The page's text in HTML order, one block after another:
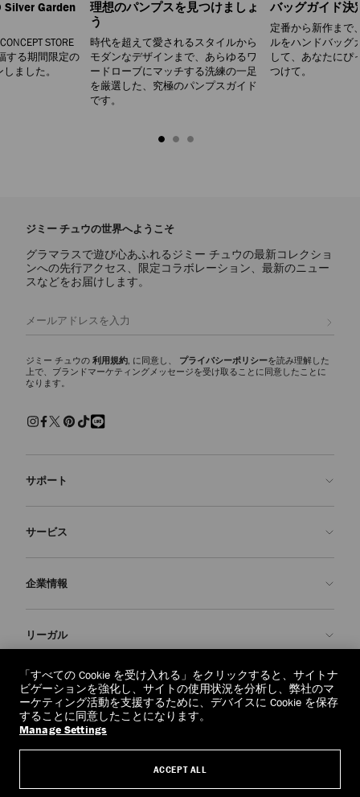
Silver Garden
STORE
する期間限定の
ました。
理想のパンプスを見つけましょ
う
時代を超えて愛されるスタイルから
モダンなデザインまで、あらゆるワ
ードローブにマッチする洗練の一足
を厳選した、究極のパンプスガイド
です。
バッグガイド決
定番から新作まで
ルをハンドバッグ
して、あなたにぴ
つけて。
ジミー チュウの世界へようこそ
グラマラスで遊び心あふれるジミー チュウの最新コレクショ
ンへの先行アクセス、限定コラボレーション、最新のニュー
スなどをお届けします。
ジミー チュウの 利用規約, に同意し、 プライバシーポリシーを読み理解した
上で、ブランドマーケティングメッセージを受け取ることに同意したことに
なります。
サポート
よくあるご質問
返品を申請
配送
交換・返品
サービス
Made-to-Order
保証
企業情報
ブランドの歴史
JC World
社会への貢献
私たちの責任
クラフツマンシップ
リーガル
プライバシーポリシー
利用規約
忘れられる権利
個人情報開示請求フォーム
regionselector.country. (€)
「すべての Cookie を受け入れる」をクリックすると、サイトナ
ビゲーションを強化し、サイトの使用状況を分析し、弊社のマ
ーケティング活動を支援するために、デバイスに Cookie を保存
することに同意したことになります。
Manage Settings
ACCEPT ALL